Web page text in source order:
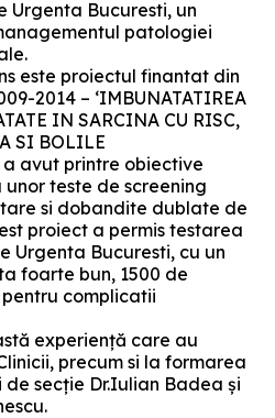
Urgenta Bucuresti, un
patologiei
este proiectul finantat din
2014 – ‘IMBUNATATIREA
IN SARCINA CU RISC,
SI BOLILE
a avut printre obiective
teste de screening
si dobandite dublate de
proiect a permis testarea
Urgenta Bucuresti, cu un
foarte bun, 1500 de
complicatii
experienţă care au
precum si la formarea
secţie Dr.Iulian Badea şi